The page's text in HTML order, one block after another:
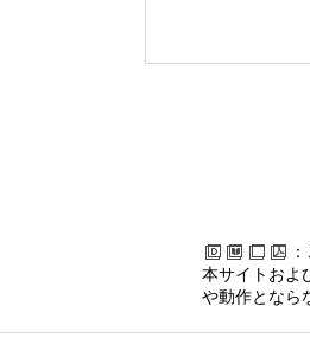
本サイトおよ
や動作となら